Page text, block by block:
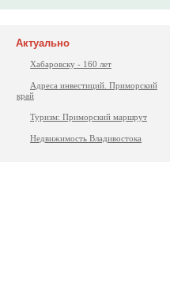
Актуально
Хабаровску - 160 лет
Адреса инвестиций. Приморский
край
Туризм: Приморский маршрут
Недвижимость Владивостока